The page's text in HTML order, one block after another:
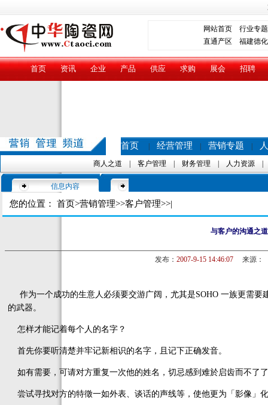
网站首页
行业专题
直通产区 福建德化
首页 资讯 企业 产品 供应 求购 展会 招聘
首页 经营管理 营销专题
商人之道 客户管理 财务管理 人力资源
信息内容
您的位置： 首页>营销管理>>客户管理>>|
与客户的沟通之道
发布： 2007-9-15 14:46:07来源：
作为一个成功的生意人必须要交游广阔，尤其是SOHO 一族更需要
的武器。
怎样才能记着每个人的名字？
首先你要听清楚并牢记新相识的名字，且记下正确发音。
如有需要，可请对方重复一次他的姓名，切忌感到难於启齿而不了
尝试寻找对方的特徵一如外表、谈话的声线等，使他更为「影像」